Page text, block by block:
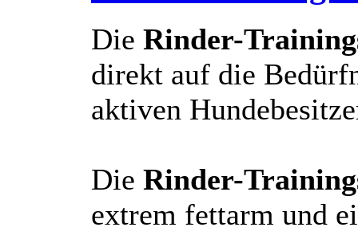
Die Rinder-
direkt auf die
aktiven
Die Rinder-
extrem fettarm und